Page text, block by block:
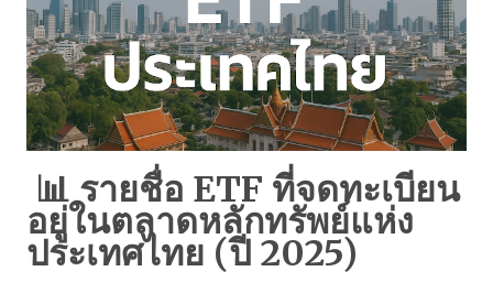
📊 รายชื่อ ETF ที่จดทะเบียน
อยู่ในตลาดหลักทรัพย์แห่ง
ประเทศไทย (ปี 2025)